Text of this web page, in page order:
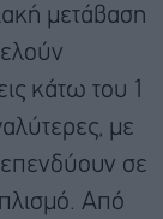
μετάβαση
κάτω του 1
με
σε
Από